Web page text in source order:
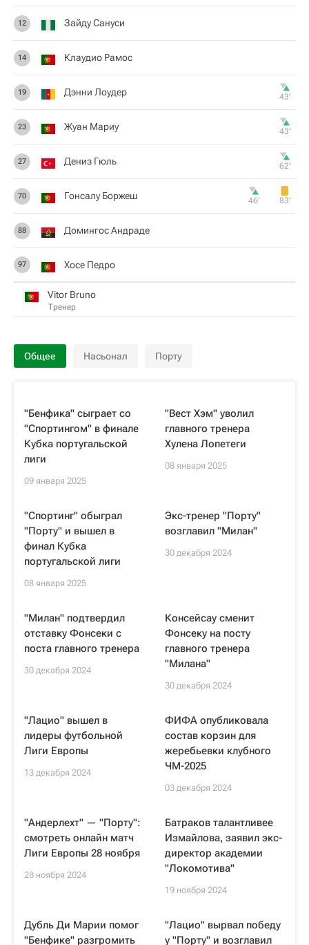
12 Зайду Сануси
14 Клаудио Рамос
19 Дэнни Лоудер 43‎’‎
23 Жуан Мариу 43‎’‎
27 Дениз Гюль 62‎’‎
70 Гонсалу Боржеш 46‎’‎ 83‎’‎
88 Домингос Андраде
97 Хосе Педро
Vitor Bruno
Тренер
Общее Насьонал Порту
"Бенфика" сыграет со
"Спортингом" в финале
Кубка португальской
лиги
09 января 2025
"Вест Хэм" уволил
главного тренера
Хулена Лопетеги
08 января 2025
"Спортинг" обыграл
"Порту" и вышел в
финал Кубка
португальской лиги
08 января 2025
Экс-тренер "Порту"
возглавил "Милан"
30 декабря 2024
"Милан" подтвердил
отставку Фонсеки с
поста главного тренера
30 декабря 2024
Консейсау сменит
Фонсеку на посту
главного тренера
"Милана"
30 декабря 2024
"Лацио" вышел в
лидеры футбольной
Лиги Европы
13 декабря 2024
ФИФА опубликовала
состав корзин для
жеребьевки клубного
ЧМ-2025
03 декабря 2024
"Андерлехт" — "Порту":
смотреть онлайн матч
Лиги Европы 28 ноября
28 ноября 2024
Батраков талантливее
Измайлова, заявил экс-
директор академии
"Локомотива"
19 ноября 2024
Дубль Ди Марии помог
"Бенфике" разгромить
"Лацио" вырвал победу
у "Порту" и возглавил